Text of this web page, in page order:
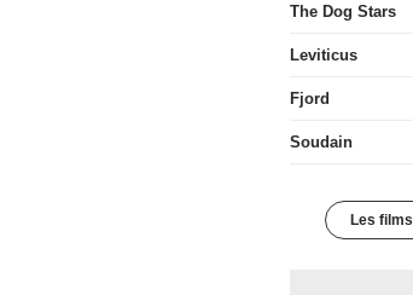
The Dog Stars
Leviticus
Fjord
Soudain
Les